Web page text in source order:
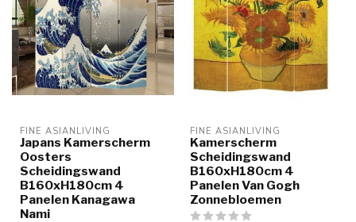
FINE ASIANLIVING
Japans Kamerscherm
Oosters
Scheidingswand
B160xH180cm 4
Panelen Kanagawa
Nami
FINE ASIANLIVING
Kamerscherm
Scheidingswand
B160xH180cm 4
Panelen Van Gogh
Zonnebloemen